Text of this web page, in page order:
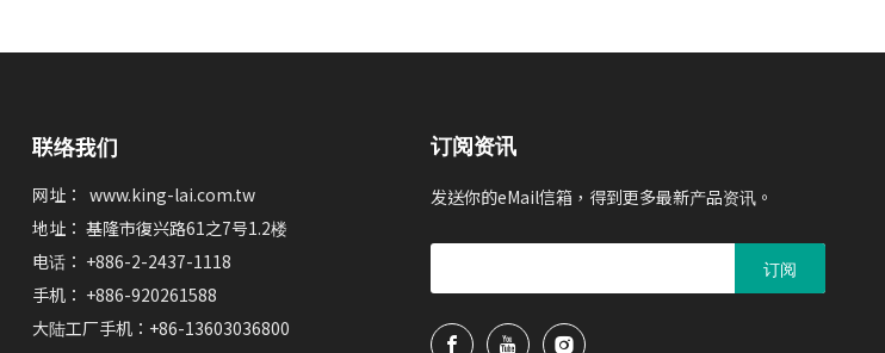
联络我们
网址：www.king-lai.com.tw
地址： 基隆市復兴路61之7号1.2楼
电话： +886-2-2437-1118
手机： +886-920261588
大陆工厂手机：+86-13603036800
订阅资讯
发送你的eMail信箱，得到更多最新产品资讯。
订阅